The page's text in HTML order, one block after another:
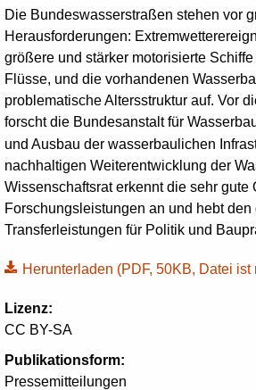
Die Bundeswasserstraßen stehen vor
Herausforderungen:
größere und stärker motorisierte
Flüsse, und die vorhandenen
problematische Altersstruktur auf. Vor
forscht die Bundesanstalt für
und Ausbau der wasserbaulichen
nachhaltigen Weiterentwicklung der
Wissenschaftsrat erkennt die sehr gute
Forschungsleistungen an und hebt
Transferleistungen für Politik und
Herunterladen (PDF, 50KB, Datei
Lizenz:
CC BY-SA
Publikationsform:
Pressemitteilungen